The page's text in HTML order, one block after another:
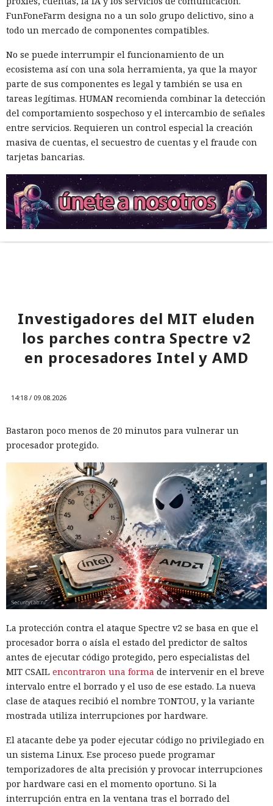
FunFoneFarm designa no a un solo grupo delictivo, sino a
todo un mercado de componentes compatibles.
No se puede interrumpir el funcionamiento de un
ecosistema así con una sola herramienta, ya que la mayor
parte de sus componentes es legal y también se usa en
tareas legítimas. HUMAN recomienda combinar la detección
del comportamiento sospechoso y el intercambio de señales
entre servicios. Requieren un control especial la creación
masiva de cuentas, el secuestro de cuentas y el fraude con
tarjetas bancarias.
Investigadores del MIT eluden
los parches contra Spectre v2
en procesadores Intel y AMD
14:18 / 09.08.2026
Bastaron poco menos de 20 minutos para vulnerar un
procesador protegido.
La protección contra el ataque Spectre v2 se basa en que el
procesador borra o aísla el estado del predictor de saltos
antes de ejecutar código protegido, pero especialistas del
MIT CSAIL encontraron una forma de intervenir en el breve
intervalo entre el borrado y el uso de ese estado. La nueva
clase de ataques recibió el nombre TONTOU, y la variante
mostrada utiliza interrupciones por hardware.
El atacante debe ya poder ejecutar código no privilegiado en
un sistema Linux. Ese proceso puede programar
temporizadores de alta precisión y provocar interrupciones
por hardware casi en el momento oportuno. Si la
interrupción entra en la ventana tras el borrado del